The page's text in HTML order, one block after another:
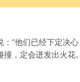
“他们已经下定决
，定会迸发出火